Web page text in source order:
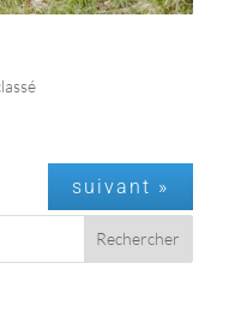
suivant »